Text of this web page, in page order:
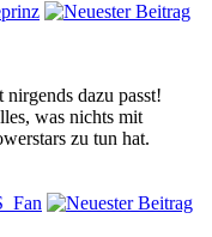
dazu passt!
was nichts mit
zu tun hat.